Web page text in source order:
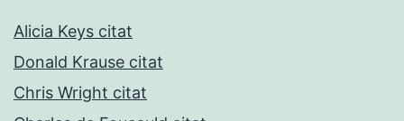
Alicia Keys citat
Donald Krause citat
Chris Wright citat